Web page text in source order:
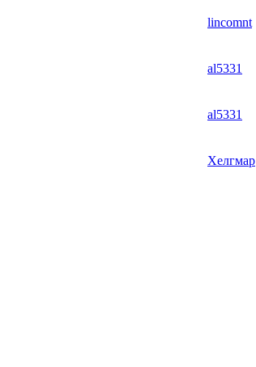
lincomnt
al5331
al5331
Хелгмар